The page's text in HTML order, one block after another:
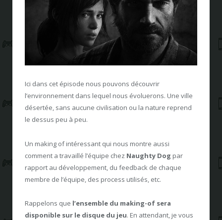
Ici dans cet épisode nous pouvons découvrir
l’environnement dans lequel nous évoluerons. Une ville
désertée, sans aucune civilisation ou la nature reprend
le dessus peu à peu.
Un making of intéressant qui nous montre aussi
comment a travaillé l’équipe chez Naughty Dog par
rapport au développement, du feedback de chaque
membre de l’équipe, des process utilisés, etc.
Rappelons que l’ensemble du making-of sera
disponible sur le disque du jeu. En attendant, je vous